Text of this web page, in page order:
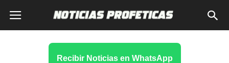
Recibir Noticias en WhatsApp